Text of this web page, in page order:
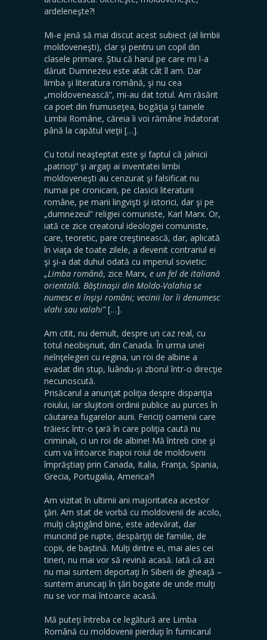
ardeleneşte?!
Mi-e jenă să mai discut acest subiect (al limbii
moldoveneşti), clar şi pentru un copil din
clasele primare. Ştiu că harul pe care mi l-a
dăruit Dumnezeu este atât cât îl am. Dar
limba şi literatura română, şi nu cea
„moldovenească”, mi-au dat totul. Am răsărit
ca poet din frumuseţea, bogăţia şi tainele
Limbii Române, căreia îi voi rămâne îndatorat
până la capătul vieţii […].
Cu totul neaşteptat este şi faptul că jalnicii
„patrioţi” şi argaţi ai inventatei limbi
moldoveneşti au cenzurat şi falsificat nu
numai pe cronicarii, pe clasicii literaturii
române, pe marii lingvişti şi istorici, dar şi pe
„dumnezeul” religiei comuniste, Karl Marx. Or,
iată ce zice creatorul ideologiei comuniste,
care, teoretic, pare creştinească, dar, aplicată
în viaţa de toate zilele, a devenit contrariul ei
şi şi-a dat duhul odată cu imperiul sovietic:
„Limba română, zice Marx, e un fel de italiană
orientală. Băştinaşii din Moldo-Valahia se
numesc ei înşişi români; vecinii lor îi denumesc
vlahi sau valahi”[…].
Am citit, nu demult, despre un caz real, cu
totul neobişnuit, din Canada. În urma unei
neînţelegeri cu regina, un roi de albine a
evadat din stup, luându-şi zborul într-o direcţie
necunoscută.
Prisăcarul a anunţat poliţia despre dispariţia
roiului, iar slujitorii ordinii publice au purces în
căutarea fugarelor aurii. Fericiţi oamenii care
trăiesc într-o ţară în care poliţia caută nu
criminali, ci un roi de albine! Mă întreb cine şi
cum va întoarce înapoi roiul de moldoveni
împrăştiaţi prin Canada, Italia, Franţa, Spania,
Grecia, Portugalia, America?!
Am vizitat în ultimii ani majoritatea acestor
ţări. Am stat de vorbă cu moldovenii de acolo,
mulţi câştigând bine, este adevărat, dar
muncind pe rupte, despărţiţi de familie, de
copii, de baştină. Mulţi dintre ei, mai ales cei
tineri, nu mai vor să revină acasă. Iată că azi
nu mai suntem deportaţi în Siberii de gheaţă –
suntem aruncaţi în ţări bogate de unde mulţi
nu se vor mai întoarce acasă.
Mă puteţi întreba ce legătură are Limba
Română cu moldovenii pierduţi în furnicarul